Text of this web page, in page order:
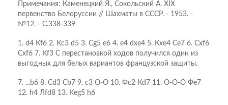
Примечания: Каменецкий Я., Сокольский А. XIX
первенство Белоруссии // Шахматы в СССР. - 1953. -
№12. - С.338-339
1. d4 Кf6 2. Кc3 d5 3. Сg5 e6 4. e4 dxe4 5. Кxe4 Сe7 6. Сxf6
Сxf6 7. Кf3 С перестановкой ходов получился один из
выгодных для белых вариантов французской защиты.
7. ...b6 8. Сd3 Сb7 9. c3 O-O 10. Фc2 Кd7 11. O-O-O Фe7
12. h4 Лfd8 13. Кeg5 h6